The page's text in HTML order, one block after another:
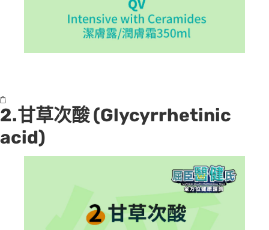
2.甘草次酸 (Glycyrrhetinic
acid)